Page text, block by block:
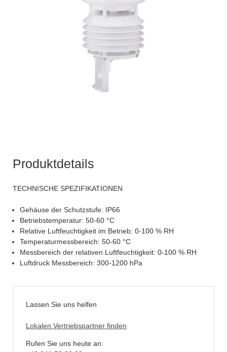
Produktdetails
TECHNISCHE SPEZIFIKATIONEN
Gehäuse der Schutzstufe: IP66
Betriebstemperatur: 50-60 °C
Relative Luftfeuchtigkeit im Betrieb: 0-100 % RH
Temperaturmessbereich: 50-60 °C
Messbereich der relativen Luftfeuchtigkeit: 0-100 % RH
Luftdruck Messbereich: 300-1200 hPa
Lassen Sie uns helfen
Lokalen Vertriebspartner finden
Rufen Sie uns heute an: